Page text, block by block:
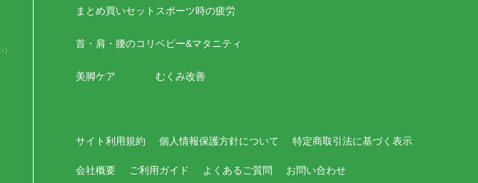
まとめ買いセット
首・肩・腰のコリ
美脚ケア
スポーツ時の疲労
ベビー&マタニティ
むくみ改善
サイト利用規約 個人情報保護方針について 特定商取引法に基づく表示
会社概要 ご利用ガイド よくあるご質問 お問い合わせ